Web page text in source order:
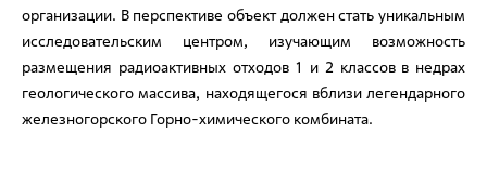
организации. В перспективе объект должен стать уникальным
исследовательским центром, изучающим возможность
размещения радиоактивных отходов 1 и 2 классов в недрах
геологического массива, находящегося вблизи легендарного
железногорского Горно-химического комбината.